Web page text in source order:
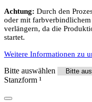
Achtung: Durch den
oder mit
verlängern, da die
startet.
Weitere Informationen zu
Bitte auswählen
Stanzform ¹